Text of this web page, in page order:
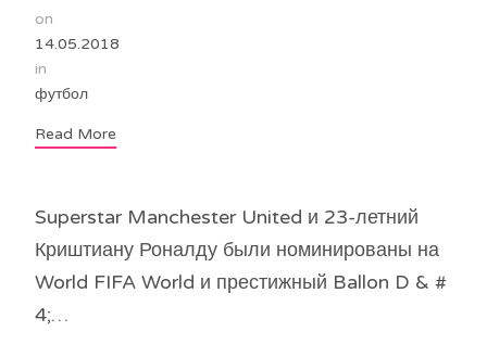
on
14.05.2018
in
футбол
Read More
Superstar Manchester United и 23-летний
Криштиану Роналду были номинированы на
World FIFA World и престижный Ballon D & #
4;…